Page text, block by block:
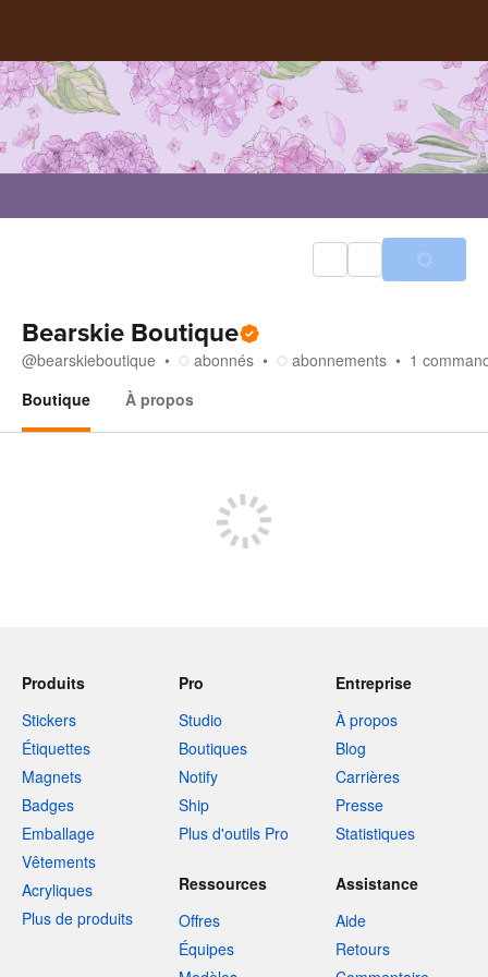
Bearskie Boutique
@bearskieboutique abonnés abonnements 1
Boutique
À propos
Produits
Stickers
Étiquettes
Magnets
Badges
Emballage
Vêtements
Acryliques
Plus de produits
Pro
Studio
Boutiques
Notify
Ship
Plus d'outils Pro
Entreprise
À propos
Blog
Carrières
Presse
Statistiques
Ressources
Offres
Équipes
Assistance
Aide
Retours